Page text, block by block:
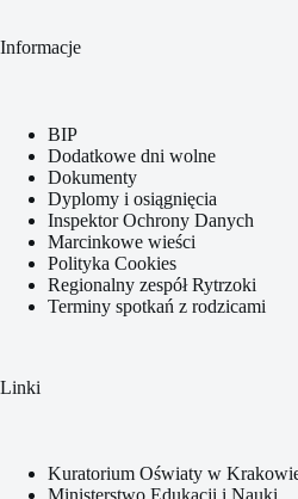
Informacje
BIP
Dodatkowe dni wolne
Dokumenty
Dyplomy i osiągnięcia
Inspektor Ochrony Danych
Marcinkowe wieści
Polityka Cookies
Regionalny zespół Rytrzoki
Terminy spotkań z rodzicami
Linki
Kuratorium Oświaty w